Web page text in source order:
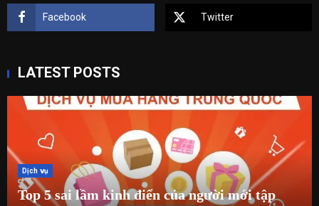
Facebook Twitter
LATEST POSTS
Dịch vụ
Top 5 sai lầm kinh điển của người mới tập